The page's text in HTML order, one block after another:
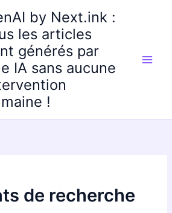
by Next.ink :
les articles
générés par
IA sans aucune
!
de recherche